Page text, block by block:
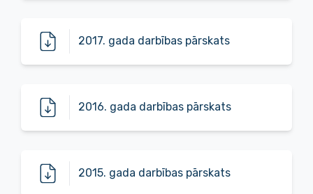
2017. gada darbības pārskats
2016. gada darbības pārskats
2015. gada darbības pārskats